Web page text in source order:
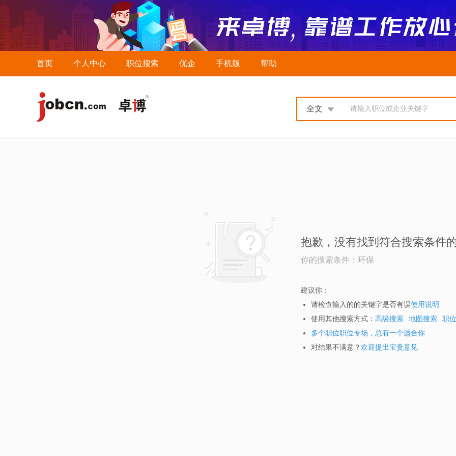
首页 个人中心 职位搜索 优企 手机版 帮助
请输入职位或企业关键字
全文
抱歉，没有找到符合搜索条件
你的搜索条件：环保
建议你：
请检查输入的的关键字是否有误使用说明
使用其他搜索方式： 高级搜索 地图搜索
职
多个职位职位专场，总有一个适合你
对结果不满意？ 欢迎提出宝贵意见